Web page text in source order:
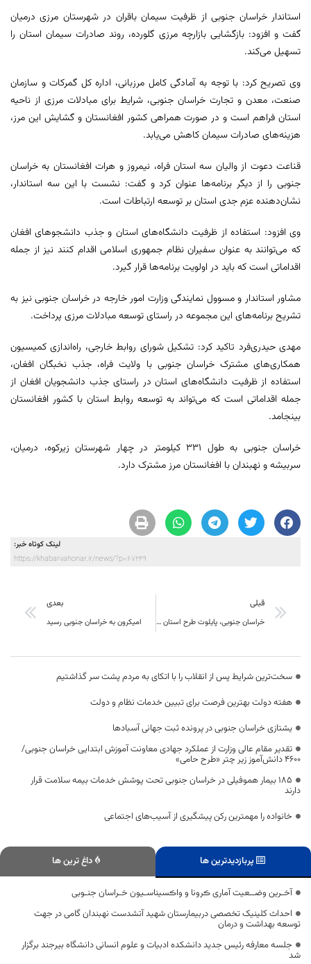
استاندار خراسان جنوبی از ظرفیت سیمان باقران در شهرستان مرزی درمیان
گفت و افزود: بازگشایی بازارچه مرزی گلورده، روند صادرات سیمان استان را
تسهیل می‌کند.
وی تصریح کرد: با توجه به آمادگی کامل مرزبانی، اداره کل گمرکات و سازمان
صنعت، معدن و تجارت خراسان جنوبی، شرایط برای مبادلات مرزی از ناحیه
استان فراهم است و در صورت همراهی کشور افغانستان و گشایش این مرز،
هزینه‌های صادرات سیمان کاهش می‌یابد.
قناعت دعوت از والیان سه استان فراه، نیمروز و هرات افغانستان به خراسان
جنوبی را از دیگر برنامه‌ها عنوان کرد و گفت: نشست با این سه استاندار،
نشان‌دهنده عزم جدی استان بر توسعه ارتباطات است.
وی افزود: استفاده از ظرفیت دانشگاه‌های استان و جذب دانشجوهای افغان
که می‌توانند به عنوان سفیران نظام جمهوری اسلامی اقدام کنند نیز از جمله
اقداماتی است که باید در اولویت برنامه‌ها قرار گیرد.
مشاور استاندار و مسوول نمایندگی وزارت امور خارجه در خراسان جنوبی نیز به
تشریح برنامه‌های این مجموعه در راستای توسعه مبادلات مرزی پرداخت.
مهدی حیدری‌فرد تاکید کرد: تشکیل شورای روابط خارجی، راه‌اندازی کمیسیون
همکاری‌های مشترک خراسان جنوبی با ولایت فراه، جذب نخبگان افغان،
استفاده از ظرفیت دانشگاه‌های استان در راستای جذب دانشجویان افغان از
جمله اقداماتی است که می‌تواند به توسعه روابط استان با کشور افغانستان
بینجامد.
خراسان جنوبی به طول ۳۳۱ کیلومتر در چهار شهرستان زیرکوه، درمیان،
سربیشه و نهبندان با افغانستان مرز مشترک دارد.
لینک کوتاه خبر:
https://khabarvahonar.ir/news/?p=67249
قبلی
خراسان جنوبی، پایلوت طرح استان بدون بیکار در کشور
بعدی
امیکرون به خراسان جنوبی رسید
سخت‌ترین شرایط پس از انقلاب را با اتکای به مردم پشت سر گذاشتیم
هفته دولت بهترین فرصت برای تبیین خدمات نظام و دولت
یشتازی خراسان جنوبی در پرونده ثبت جهانی آسبادها
تقدیر مقام عالی وزارت از عملکرد جهادی معاونت آموزش ابتدایی خراسان جنوبی/
۴۶۰۰ دانش‌آموز زیر چتر «طرح حامی»
۱۸۵ بیمار هموفیلی در خراسان جنوبی تحت پوشش خدمات بیمه سلامت قرار
دارند
خانواده را مهمترین رکن پیشگیری از آسیب‌های اجتماعی
پربازدیدترین ها داغ ترین ها
آخـرین وضــعیت آماری ڪرونا و واڪسیناسـیون خـراسان جنـوبی
احداث کلینیک تخصصی دربیمارستان شهید آتشدست نهبندان گامی در جهت
توسعه بهداشت و درمان
جلسه معارفه رئیس جدید دانشکده ادبیات و علوم انسانی دانشگاه بیرجند برگزار
شد